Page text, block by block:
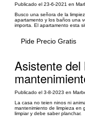
Publicado el 23-6-2021 en
Busco una señora de la
apartamento y los baños una
importa. El apartamento esta
Pide Precio Gratis
Asistente del
Publicado el 3-8-2023 en
La casa no teien ninos ni
mantenimiento de limpieza en
limpiar y debe saber planchar.